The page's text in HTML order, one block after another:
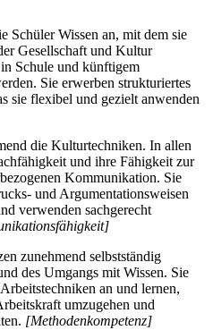
Schüler Wissen an, mit dem sie
Gesellschaft und Kultur
Schule und künftigem
Sie erwerben strukturiertes
sie flexibel und gezielt anwenden
die Kulturtechniken. In allen
und ihre Fähigkeit zur
Kommunikation. Sie
und Argumentationsweisen
verwenden sachgerecht
zunehmend selbstständig
des Umgangs mit Wissen. Sie
an und lernen,
umzugehen und
[Methodenkompetenz]